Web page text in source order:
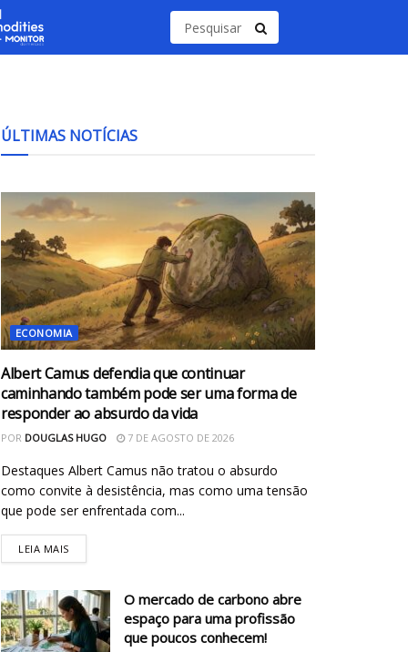
ÚLTIMAS NOTÍCIAS
ECONOMIA
Albert Camus defendia que continuar
caminhando também pode ser uma forma de
responder ao absurdo da vida
POR DOUGLAS HUGO 7 DE AGOSTO DE 2026
Destaques Albert Camus não tratou o absurdo
como convite à desistência, mas como uma tensão
que pode ser enfrentada com...
LEIA MAIS
O mercado de carbono abre
espaço para uma profissão
que poucos conhecem!